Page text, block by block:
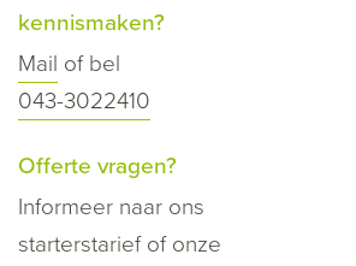
kennismaken?
Mail of bel
043-3022410
Offerte vragen?
Informeer naar ons
starterstarief of onze